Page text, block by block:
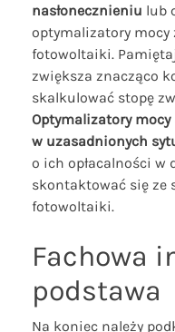
nasłonecznieniu lub
optymalizatory mocy
fotowoltaiki.
zwiększa znacząco
skalkulować stopę
Optymalizatory mocy
w uzasadnionych
o ich opłacalności w
skontaktować się ze
fotowoltaiki.
Fachowa
podstawa
Na koniec należy